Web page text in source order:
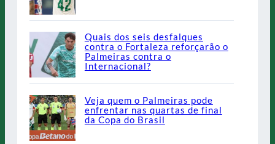
Quais dos seis desfalques
contra o Fortaleza reforçarão o
Palmeiras contra o
Internacional?
Veja quem o Palmeiras pode
enfrentar nas quartas de final
da Copa do Brasil